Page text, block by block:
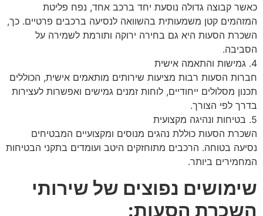
כאשר קבוצה גדולה נוסעת יחד ברכב אחד, נפח פליטת
המזהמים קטן משמעותית בהשוואה לנסיעה ברכבים פרטיים. כך,
השכרת הסעות היא גם בחירה ירוקה ותורמת לשמירה על
הסביבה.
4. גמישות והתאמה אישית
חברות הסעות רבות מציעות שירותים מותאמים אישית, הכוללים
תכנון מסלולים ייחודיים, לוחות זמנים גמישים ואפשרות לעצירות
בדרך לפי הצורך.
5. בטיחות ונהיגה מקצועית
השכרת הסעות כוללת נהגים מנוסים ומקצועיים המבטיחים
נסיעה בטוחה. הרכבים מתוחזקים היטב ועומדים בתקני הבטיחות
המחמירים ביותר.
שימושים נפוצים של שירותי
השכרת הסעות: